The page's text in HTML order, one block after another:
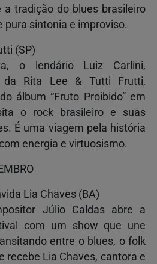
a tradição do blues brasileiro
pura sintonia e improviso.
(SP)
o lendário Luiz Carlini,
da Rita Lee & Tutti Frutti,
álbum “Fruto Proibido” em
o rock brasileiro e suas
É uma viagem pela história
energia e virtuosismo.
Lia Chaves (BA)
Júlio Caldas abre a
com um show que une
entre o blues, o folk
recebe Lia Chaves, cantora e